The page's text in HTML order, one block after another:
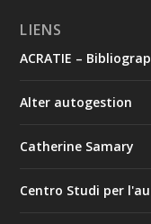
LIENS
ACRATIE –
Alter autogestion
Catherine Samary
Centro Studi per